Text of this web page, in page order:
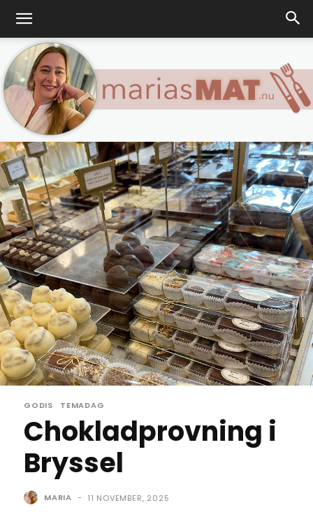
Marias
matblogg
GODIS TEMADAG
Chokladprovning i
Bryssel
MARIA - 11 NOVEMBER, 2025